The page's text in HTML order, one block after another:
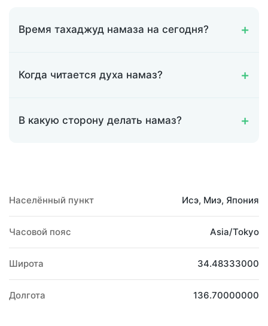
Время тахаджуд намаза на сегодня?
Когда читается духа намаз?
В какую сторону делать намаз?
Населённый пункт Исэ, Миэ, Япония
Часовой пояс Asia/Tokyo
Широта 34.48333000
Долгота 136.70000000